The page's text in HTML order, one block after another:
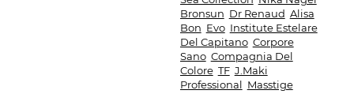
Bronsun Dr Renaud Alisa
Bon Evo Institute Estelare
Del Capitano Corpore
Sano Compagnia Del
Colore TF J.Maki
Professional Masstige